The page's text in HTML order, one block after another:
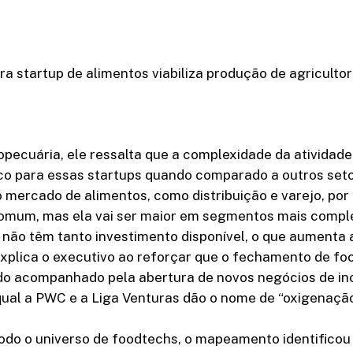
startup de alimentos viabiliza produção de
ele ressalta que a complexidade da
para essas startups quando comparado a outros
de alimentos, como distribuição e varejo, por
mas ela vai ser maior em segmentos mais
têm tanto investimento disponível, o que aumenta
o executivo ao reforçar que o fechamento de
acompanhado pela abertura de novos negócios de
a PWC e a Liga Venturas dão o nome de
o universo de foodtechs, o mapeamento